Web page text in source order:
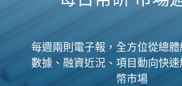
每週兩則電子報，全方位從總
數據、融資近況、項目動向快
幣市場